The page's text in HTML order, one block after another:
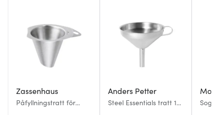
Zassenhaus
Påfyllningstratt för
Anders Petter
Steel Essentials tratt 12
Sogn